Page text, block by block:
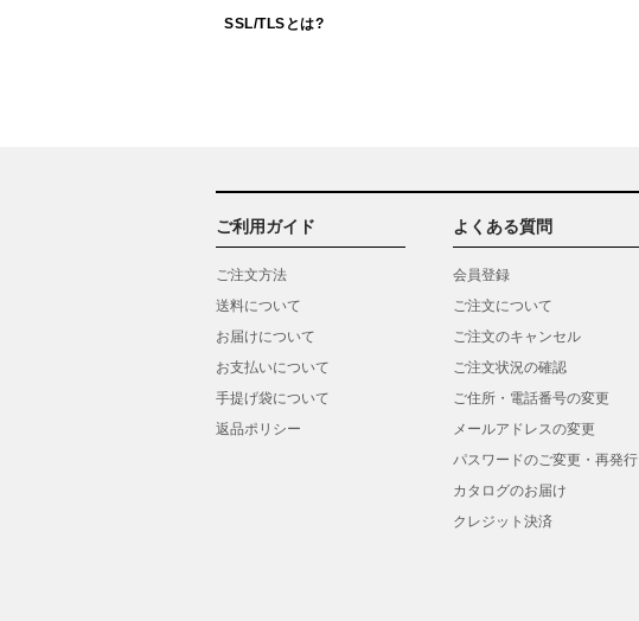
SSL/TLSとは?
ご利用ガイド
ご注文方法
送料について
お届けについて
お支払いについて
手提げ袋について
返品ポリシー
よくある質問
会員登録
ご注文について
ご注文のキャンセル
ご注文状況の確認
ご住所・電話番号の変更
メールアドレスの変更
パスワードのご変更・再発行
カタログのお届け
クレジット決済